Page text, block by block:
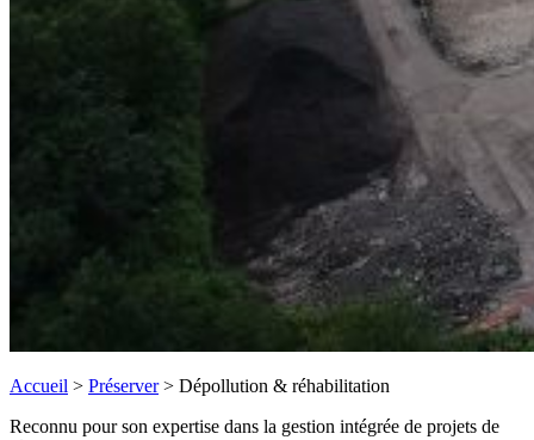
Accueil > Préserver> Dépollution & réhabilitation
Reconnu pour son expertise dans la gestion intégrée de projets de